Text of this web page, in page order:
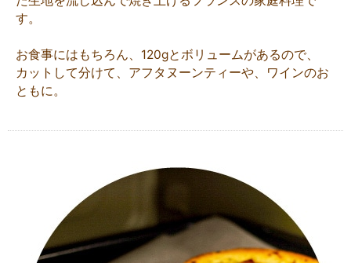
す。
お食事にはもちろん、120gとボリュームがあるので、
カットして分けて、アフタヌーンティーや、ワインのお
ともに。